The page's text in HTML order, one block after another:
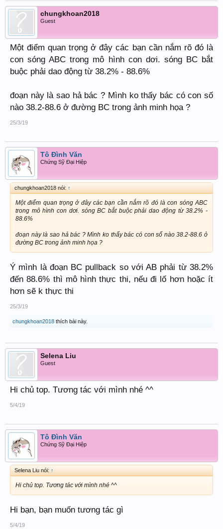
những bài viết khác của tôi để hiểu thêm.
Có thể không cần kẻ trendline, chỉ cần mua vào để đó, hơi lâu một chút
Mô hình Bearist Bat
Mô hình này theo tôi thấy tần số xuất hiện rất ít, nhưng tôi vẫn giới thiệu
nếu trong xu hướng xuất hiện thì các bạn cân nhắc bán ra cổ phiếu.
Không có chén thánh, cái gì cũng phải phối hợp, kể cả bản thân tôi
cũng phải phối hợp
+ICHIMOKU
+TRENDLINE
Các bạn có thể áp dụng tương tự các con khác như bướm, cua, cá mập
nếu xuất hiện mô hình, nhớ kết hợp quản lý vốn chặt chẽ.
Hy vong hữu ích cho anh em
Cám ơn đã theo dõi bài viết.
chungkhoan2018
Guest
Một điểm quan trọng ở đây các bạn cần nắm rõ đó là
con sóng ABC trong mô hình con dơi. sóng BC bắt
buộc phải dao động từ 38.2% - 88.6%
đoạn này là sao hả bác ? Mình ko thấy bác có con số
nào 38.2-88.6 ở đường BC trong ảnh minh họa ?
25/3/19
Tô Đình Văn
Chứng Sỹ Đại Hiệp
chungkhoan2018 nói: ↑
Một điểm quan trọng ở đây các bạn cần nắm rõ đó là con sóng ABC
trong mô hình con dơi. sóng BC bắt buộc phải dao động từ 38.2% -
88.6%
đoạn này là sao hả bác ? Mình ko thấy bác có con số nào 38.2-88.6 ở
đường BC trong ảnh minh họa ?
Ý mình là đoạn BC pullback so với AB phải từ 38.2%
đến 88.6% thì mô hình thực thi, nếu đi lố hơn hoặc ít
hơn sẽ k thực thi
25/3/19
chungkhoan2018 thích bài này.
Selena Liu
Guest
Hi chủ top. Tương tác với mình nhé ^^
5/4/19
Tô Đình Văn
Chứng Sỹ Đại Hiệp
Selena Liu nói: ↑
Hi chủ top. Tương tác với mình nhé ^^
Hi bạn, bạn muốn tương tác gì
5/4/19